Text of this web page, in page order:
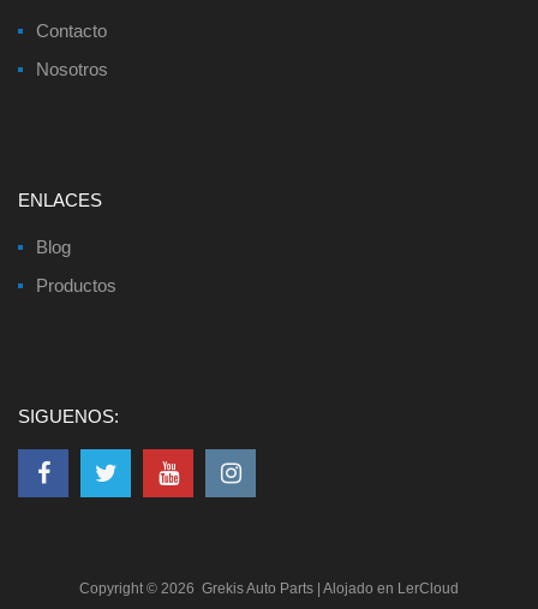
Contacto
Nosotros
ENLACES
Blog
Productos
SIGUENOS:
Copyright © 2026 Grekis Auto Parts | Alojado en LerCloud